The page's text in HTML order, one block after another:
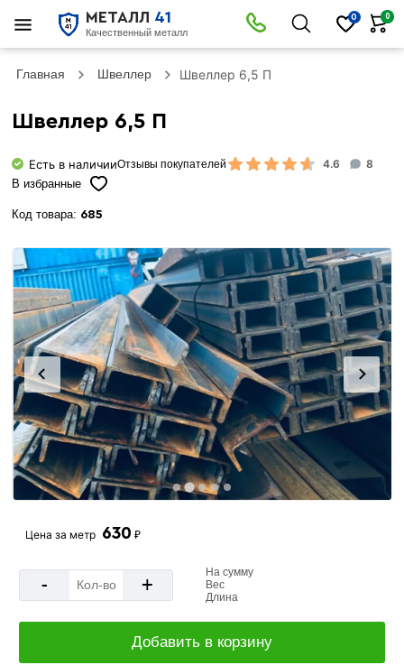
МЕТАЛЛ 41
Качественный металл
0 0
Главная Швеллер Швеллер 6,5 П
Швеллер 6,5 П
Есть в наличииОтзывы покупателей 4.6 8
В избранные
Код товара: 685
Цена за метр 630 ₽
- +
На сумму
Вес
Длина
Добавить в корзину